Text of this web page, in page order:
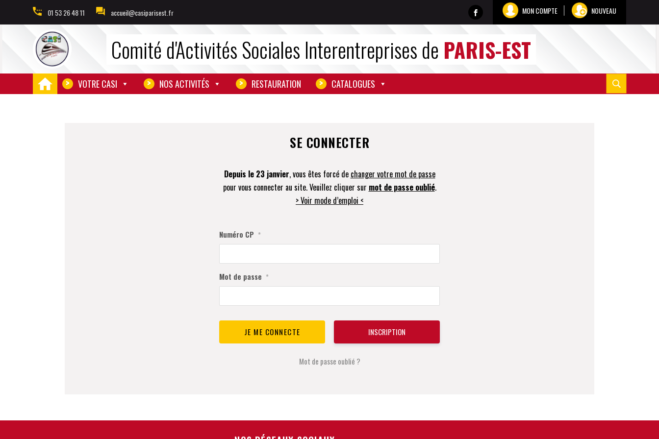
01 53 26 48 11 accueil@casiparisest.fr MON COMPTE NOUVEAU
Comité d'Activités Sociales Interentreprises de PARIS-EST
VOTRE CASI NOS ACTIVITÉS RESTAURATION CATALOGUES
SE CONNECTER
Depuis le 23 janvier, vous êtes forcé de changer votre mot de passe
pour vous connecter au site. Veuillez cliquer sur mot de passe oublié.
> Voir mode d’emploi <
Numéro CP *
Mot de passe *
INSCRIPTION
Mot de passe oublié ?